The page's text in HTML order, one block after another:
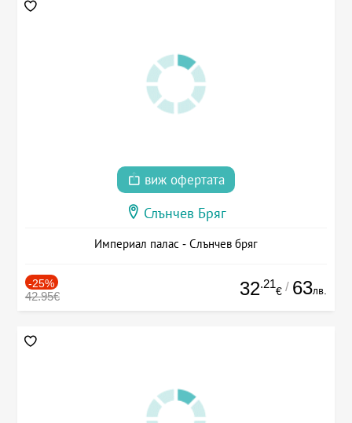
виж офертата
Слънчев Бряг
Империал палас - Слънчев бряг
-25%
42.95€ 32.21
€ / 63лв.